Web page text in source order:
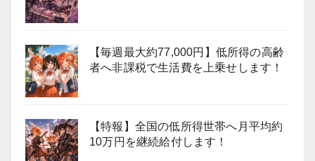
【毎週最大約77,000円】低所得の高齢
者へ非課税で生活費を上乗せします！
【特報】全国の低所得世帯へ月平均約
10万円を継続給付します！